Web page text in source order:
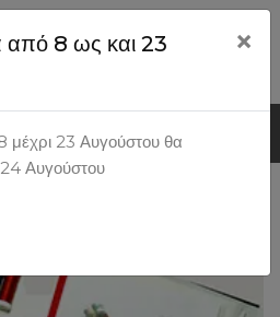
από 8 ως και 23
×
μέχρι 23 Αυγούστου θα
24 Αυγούστου